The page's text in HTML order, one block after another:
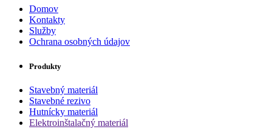
Domov
Kontakty
Služby
Ochrana osobných údajov
Produkty
Stavebný materiál
Stavebné rezivo
Hutnícky materiál
Elektroinštalačný materiál